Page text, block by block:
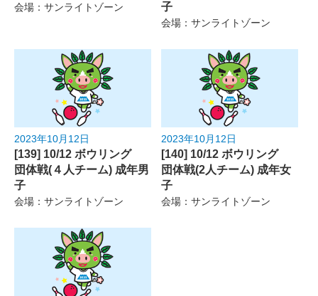
会場：サンライトゾーン
子
会場：サンライトゾーン
2023年10月12日
[139] 10/12 ボウリング
団体戦(４人チーム) 成年男
子
会場：サンライトゾーン
2023年10月12日
[140] 10/12 ボウリング
団体戦(2人チーム) 成年女
子
会場：サンライトゾーン